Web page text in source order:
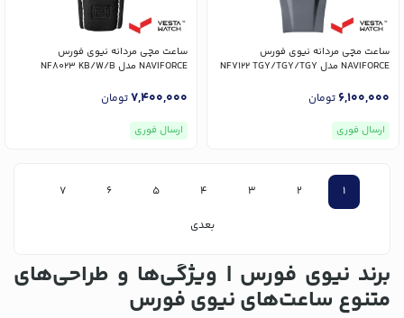
ساعت مچی مردانه نیوی فورس
NAVIFORCE مدل NF7122 TGY/TGY/TGY
6,100,000 تومان
ارسال فوری
ساعت مچی مردانه نیوی فورس
NAVIFORCE مدل NF8023 KB/W/B
7,400,000تومان
ارسال فوری
1
2
3
4
5
6
7
بعدی
برند نیوی فورس | ویژگی‌ها و طراحی‌های
متنوع ساعت‌های نیوی فورس